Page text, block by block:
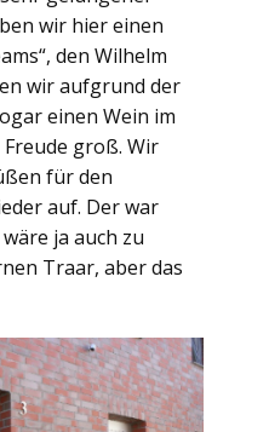
wir hier einen
den Wilhelm
wir aufgrund der
einen Wein im
groß. Wir
für den
auf. Der war
ja auch zu
Traar, aber das